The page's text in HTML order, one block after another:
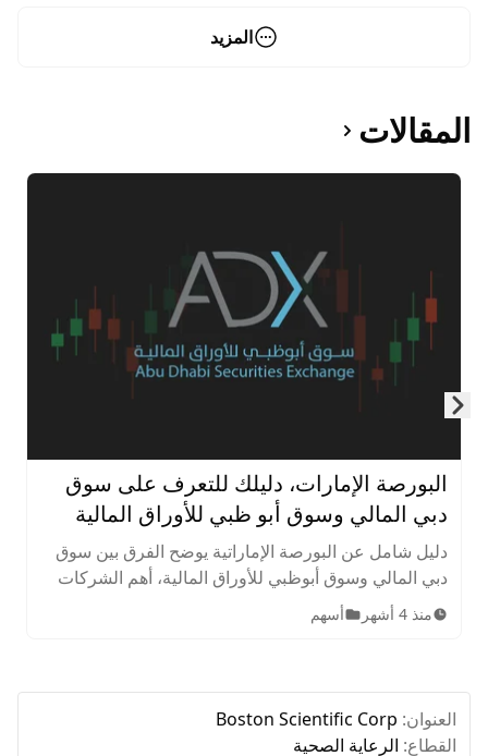
المزيد
المقالات
البورصة الإمارات، دليلك للتعرف على سوق
دبي المالي وسوق أبو ظبي للأوراق المالية
دليل شامل عن البورصة الإماراتية يوضح الفرق بين سوق
دبي المالي وسوق أبوظبي للأوراق المالية، أهم الشركات
المدرجة، الأصول المتاحة، ساعات التداول، وخطوات
الاستثمار للمبتدئين.
منذ 4 أشهر أسهم
العنوان: Boston Scientific Corp
القطاع: الرعاية الصحية